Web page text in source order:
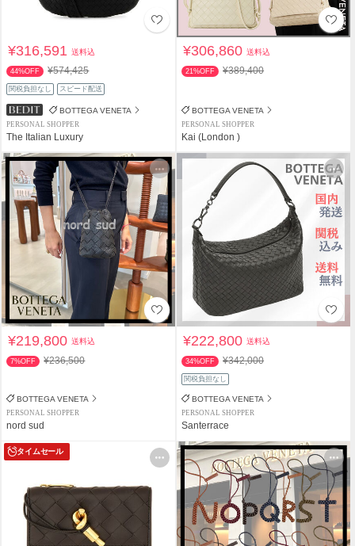
¥316,591送料込
44%OFF ¥574,425
関税負担なし スピード配送
BOTTEGA VENETA
PERSONAL SHOPPER
The Italian Luxury
¥306,860送料込
21%OFF ¥389,400
BOTTEGA VENETA
PERSONAL SHOPPER
Kai (London )
¥219,800送料込
7%OFF ¥236,500
BOTTEGA VENETA
PERSONAL SHOPPER
nord sud
¥222,800送料込
34%OFF ¥342,000
関税負担なし
BOTTEGA VENETA
PERSONAL SHOPPER
Santerrace
タイムセール